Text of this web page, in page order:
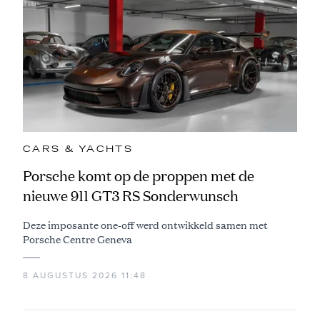
CARS & YACHTS
Porsche komt op de proppen met de
nieuwe 911 GT3 RS Sonderwunsch
Deze imposante one-off werd ontwikkeld samen met
Porsche Centre Geneva
8 AUGUSTUS 2026 11:48